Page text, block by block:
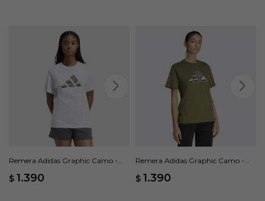
Remera Adidas Graphic Camo -
$ 1.390
Remera Adidas Graphic Camo -
$ 1.390